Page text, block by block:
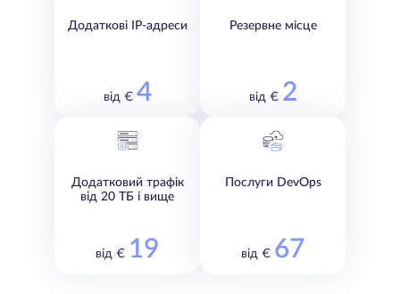
Додаткові IP-адреси
від € 4
Резервне місце
від € 2
Додатковий трафік
від 20 ТБ і вище
від € 19
Послуги DevOps
від € 67